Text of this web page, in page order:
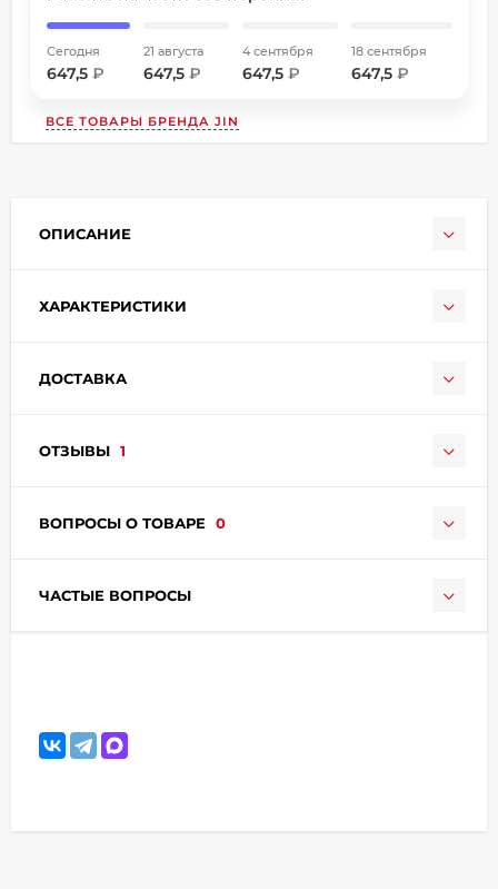
Сегодня
647,5 ₽
21 августа
647,5 ₽
4 сентября
647,5 ₽
18 сентября
647,5₽
ВСЕ ТОВАРЫ БРЕНДА JIN
ОПИСАНИЕ
ХАРАКТЕРИСТИКИ
ДОСТАВКА
ОТЗЫВЫ 1
ВОПРОСЫ О ТОВАРЕ 0
ЧАСТЫЕ ВОПРОСЫ
25
2 недели
раз в 2 недели
8 800 302-02-51
plait.ru